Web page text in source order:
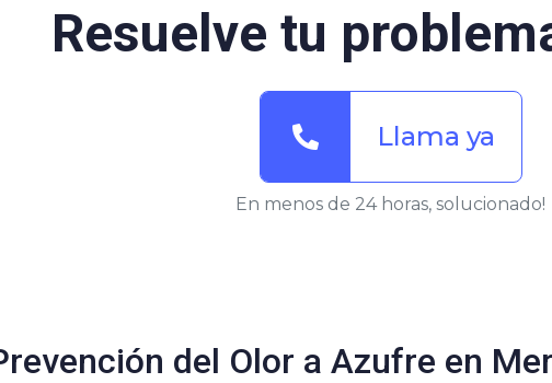
Resuelve tu
Llama ya
En menos de 24 horas, solucionado!
del Olor a Azufre en